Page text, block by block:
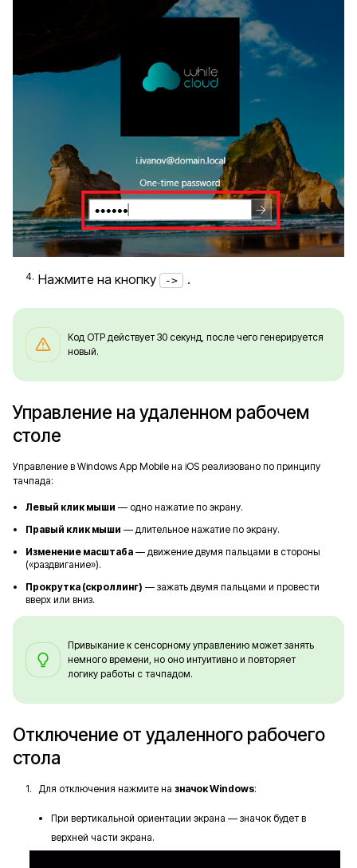
Нажмите на кнопку -> .
Код OTP действует 30 секунд, после чего генерируется
новый.
Управление на удаленном рабочем
столе
Управление в Windows App Mobile на iOS реализовано по принципу
тачпада:
Левый клик мыши — одно нажатие по экрану.
Правый клик мыши — длительное нажатие по экрану.
Изменение масштаба — движение двумя пальцами в стороны
(«раздвигание»).
Прокрутка (скроллинг) — зажать двумя пальцами и провести
вверх или вниз.
Привыкание к сенсорному управлению может занять
немного времени, но оно интуитивно и повторяет
логику работы с тачпадом.
Отключение от удаленного рабочего
стола
Для отключения нажмите на значок Windows:
При вертикальной ориентации экрана — значок будет в
верхней части экрана.